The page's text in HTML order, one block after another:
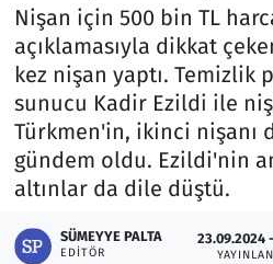
Nişan için 500 bin TL
açıklamasıyla dikkat
kez nişan yaptı. Temizlik
sunucu Kadir Ezildi ile
Türkmen'in, ikinci nişanı
gündem oldu. Ezildi'nin
altınlar da dile düştü.
SÜMEYYE PALTA
EDITÖR
23.09.2024
Kurumsal Haberler
Lezzet Durağı
Memur ve Kamu
Otomobil
Oyun